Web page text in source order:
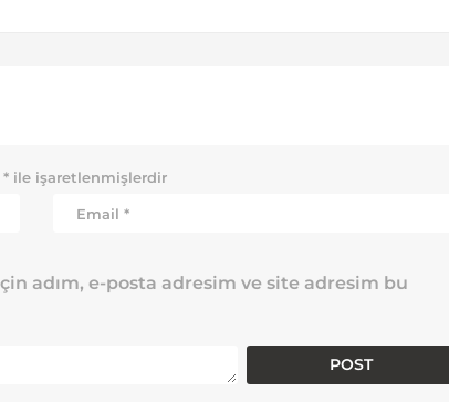
* ile işaretlenmişlerdir
adım, e-posta adresim ve site adresim bu